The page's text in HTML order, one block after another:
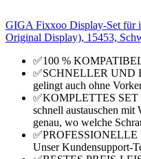
GIGA Fixxoo Display-Set für
Original Display), 15453,
✅100 %
✅SCHNELLER UND
gelingt auch ohne
✅KOMPLETTES SET
schnell austauschen
genau, wo welche
✅PROFESSIONELLE
Unser Kundensupport-